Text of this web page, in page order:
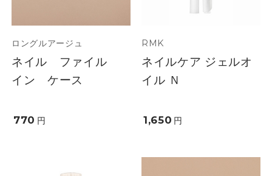
ロングルアージュ
ネイル ファイル
イン ケース
770 円
RMK
ネイルケア ジェルオ
イル Ｎ
1,650 円